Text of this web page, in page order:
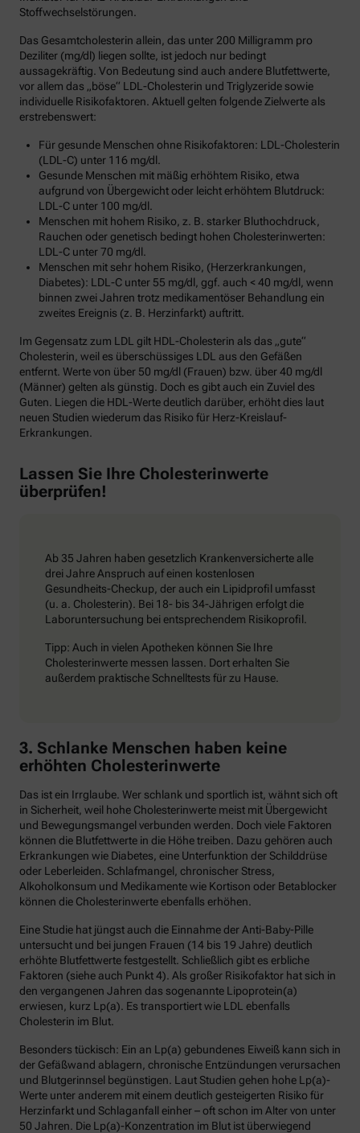
Stoffwechselstörungen.
Das Gesamtcholesterin allein, das unter 200 Milligramm pro
Deziliter (mg/dl) liegen sollte, ist jedoch nur bedingt
aussagekräftig. Von Bedeutung sind auch andere Blutfettwerte,
vor allem das „böse“ LDL-Cholesterin und Triglyzeride sowie
individuelle Risikofaktoren. Aktuell gelten folgende Zielwerte als
erstrebenswert:
Für gesunde Menschen ohne Risikofaktoren: LDL-Cholesterin
(LDL-C) unter 116 mg/dl.
Gesunde Menschen mit mäßig erhöhtem Risiko, etwa
aufgrund von Übergewicht oder leicht erhöhtem Blutdruck:
LDL-C unter 100 mg/dl.
Menschen mit hohem Risiko, z. B. starker Bluthochdruck,
Rauchen oder genetisch bedingt hohen Cholesterinwerten:
LDL-C unter 70 mg/dl.
Menschen mit sehr hohem Risiko, (Herzerkrankungen,
Diabetes): LDL-C unter 55 mg/dl, ggf. auch < 40 mg/dl, wenn
binnen zwei Jahren trotz medikamentöser Behandlung ein
zweites Ereignis (z. B. Herzinfarkt) auftritt.
Im Gegensatz zum LDL gilt HDL-Cholesterin als das „gute“
Cholesterin, weil es überschüssiges LDL aus den Gefäßen
entfernt. Werte von über 50 mg/dl (Frauen) bzw. über 40 mg/dl
(Männer) gelten als günstig. Doch es gibt auch ein Zuviel des
Guten. Liegen die HDL-Werte deutlich darüber, erhöht dies laut
neuen Studien wiederum das Risiko für Herz-Kreislauf-
Erkrankungen.
Lassen Sie Ihre Cholesterinwerte
überprüfen!
Ab 35 Jahren haben gesetzlich Krankenversicherte alle
drei Jahre Anspruch auf einen kostenlosen
Gesundheits-Checkup, der auch ein Lipidprofil umfasst
(u. a. Cholesterin). Bei 18- bis 34-Jährigen erfolgt die
Laboruntersuchung bei entsprechendem Risikoprofil.
Tipp: Auch in vielen Apotheken können Sie Ihre
Cholesterinwerte messen lassen. Dort erhalten Sie
außerdem praktische Schnelltests für zu Hause.
3. Schlanke Menschen haben keine
erhöhten Cholesterinwerte
Das ist ein Irrglaube. Wer schlank und sportlich ist, wähnt sich oft
in Sicherheit, weil hohe Cholesterinwerte meist mit Übergewicht
und Bewegungsmangel verbunden werden. Doch viele Faktoren
können die Blutfettwerte in die Höhe treiben. Dazu gehören auch
Erkrankungen wie Diabetes, eine Unterfunktion der Schilddrüse
oder Leberleiden. Schlafmangel, chronischer Stress,
Alkoholkonsum und Medikamente wie Kortison oder Betablocker
können die Cholesterinwerte ebenfalls erhöhen.
Eine Studie hat jüngst auch die Einnahme der Anti-Baby-Pille
untersucht und bei jungen Frauen (14 bis 19 Jahre) deutlich
erhöhte Blutfettwerte festgestellt. Schließlich gibt es erbliche
Faktoren (siehe auch Punkt 4). Als großer Risikofaktor hat sich in
den vergangenen Jahren das sogenannte Lipoprotein(a)
erwiesen, kurz Lp(a). Es transportiert wie LDL ebenfalls
Cholesterin im Blut.
Besonders tückisch: Ein an Lp(a) gebundenes Eiweiß kann sich in
der Gefäßwand ablagern, chronische Entzündungen verursachen
und Blutgerinnsel begünstigen. Laut Studien gehen hohe Lp(a)-
Werte unter anderem mit einem deutlich gesteigerten Risiko für
Herzinfarkt und Schlaganfall einher – oft schon im Alter von unter
50 Jahren. Die Lp(a)-Konzentration im Blut ist überwiegend